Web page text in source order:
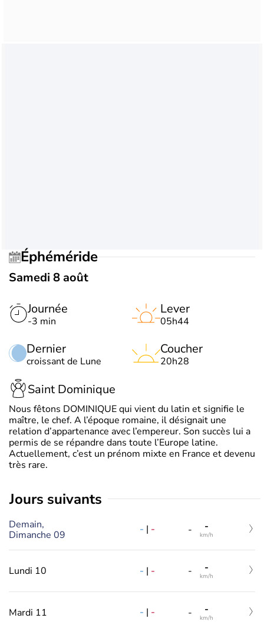
Éphéméride
Samedi 8 août
Journée
-3 min
Dernier
croissant de Lune
Lever
05h44
Coucher
20h28
Saint Dominique
Nous fêtons DOMINIQUE qui vient du latin et signifie le
maître, le chef. A l’époque romaine, il désignait une
relation d’appartenance avec l’empereur. Son succès lui a
permis de se répandre dans toute l’Europe latine.
Actuellement, c’est un prénom mixte en France et devenu
très rare.
jours suivants
Demain,
Dimanche 09
- | - - -
km/h
Lundi 10 - | - - -
km/h
Mardi 11 - | - - -
km/h